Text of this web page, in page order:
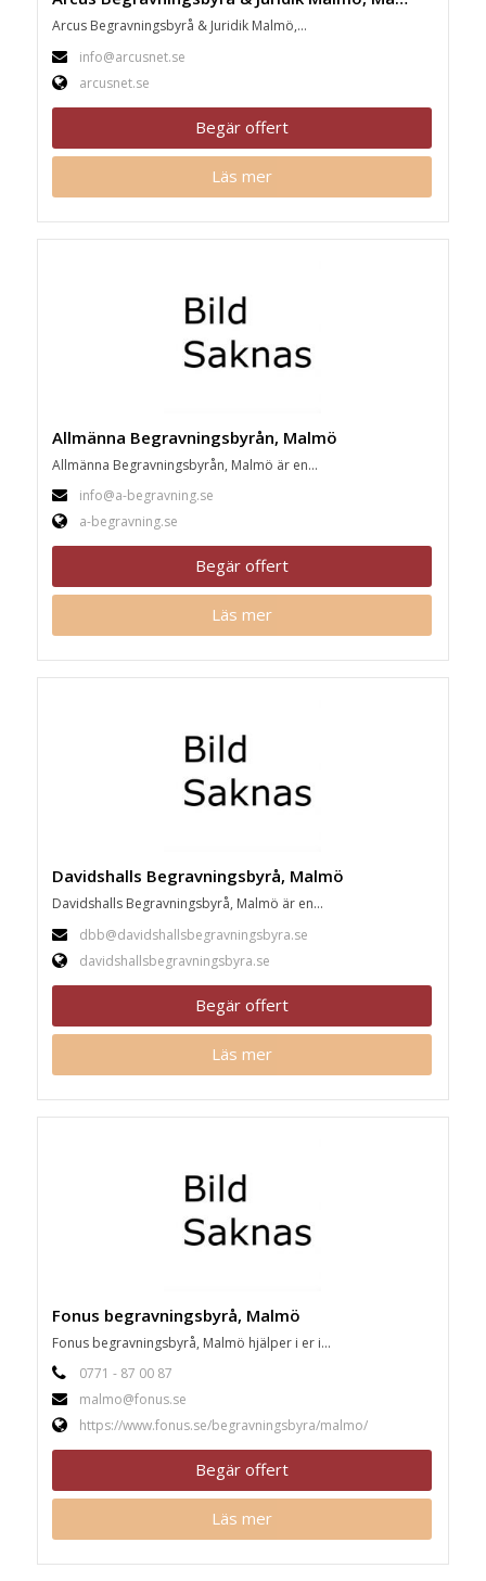
Arcus Begravningsbyrå & Juridik Malmö,...
info@arcusnet.se
arcusnet.se
Begär offert
Läs mer
Allmänna Begravningsbyrån, Malmö
Allmänna Begravningsbyrån, Malmö är en...
info@a-begravning.se
a-begravning.se
Begär offert
Läs mer
Davidshalls Begravningsbyrå, Malmö
Davidshalls Begravningsbyrå, Malmö är en...
dbb@davidshallsbegravningsbyra.se
davidshallsbegravningsbyra.se
Begär offert
Läs mer
Fonus begravningsbyrå, Malmö
Fonus begravningsbyrå, Malmö hjälper i er i...
0771 - 87 00 87
malmo@fonus.se
https://www.fonus.se/begravningsbyra/malmo/
Begär offert
Läs mer